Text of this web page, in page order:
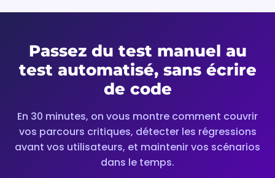
Passez du test manuel au
test automatisé, sans écrire
de code
En 30 minutes, on vous montre comment couvrir
vos parcours critiques, détecter les régressions
avant vos utilisateurs, et maintenir vos scénarios
dans le temps.